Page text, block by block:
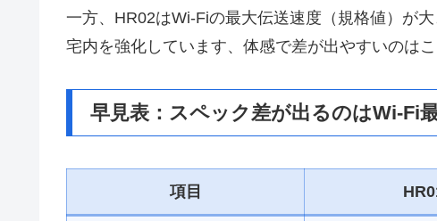
一方、HR02はWi-Fiの最大伝送速度（規格値）が
宅内を強化しています、体感で差が出やすいのはこ
早見表：スペック差が出るのはWi-Fi
項目